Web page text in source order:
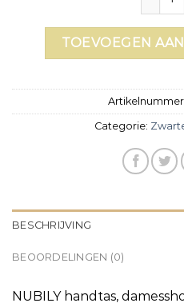
TOEVOEGEN
Categorie:
BESCHRIJVING
BEOORDELINGEN (0)
NUBILY handtas,